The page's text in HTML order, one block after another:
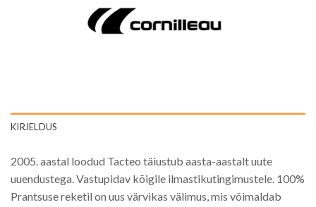
KIRJELDUS
2005. aastal loodud Tacteo täiustub aasta-aastalt uute
uuendustega. Vastupidav kõigile ilmastikutingimustele. 100%
Prantsuse reketil on uus värvikas välimus, mis võimaldab